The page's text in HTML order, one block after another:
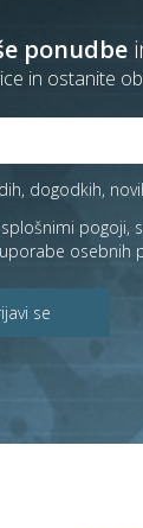
ponudbe
in ostanite
dogodkih,
splošnimi pogoji,
osebnih
se